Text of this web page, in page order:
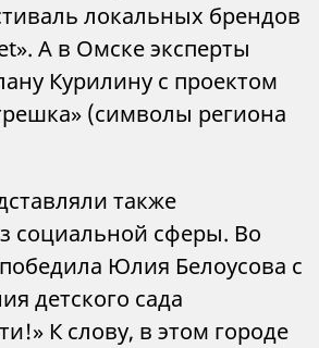
локальных брендов
А в Омске эксперты
Курилину с проектом
(символы региона
также
социальной сферы. Во
Юлия Белоусова с
детского сада
К слову, в этом городе